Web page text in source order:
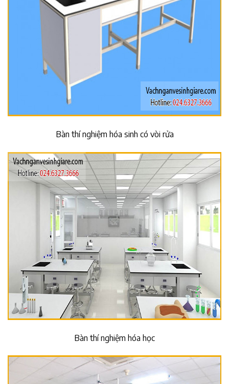
Bàn thí nghiệm hóa sinh có vòi rửa
Bàn thí nghiệm hóa học